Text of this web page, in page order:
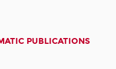
PUBLICATIONS